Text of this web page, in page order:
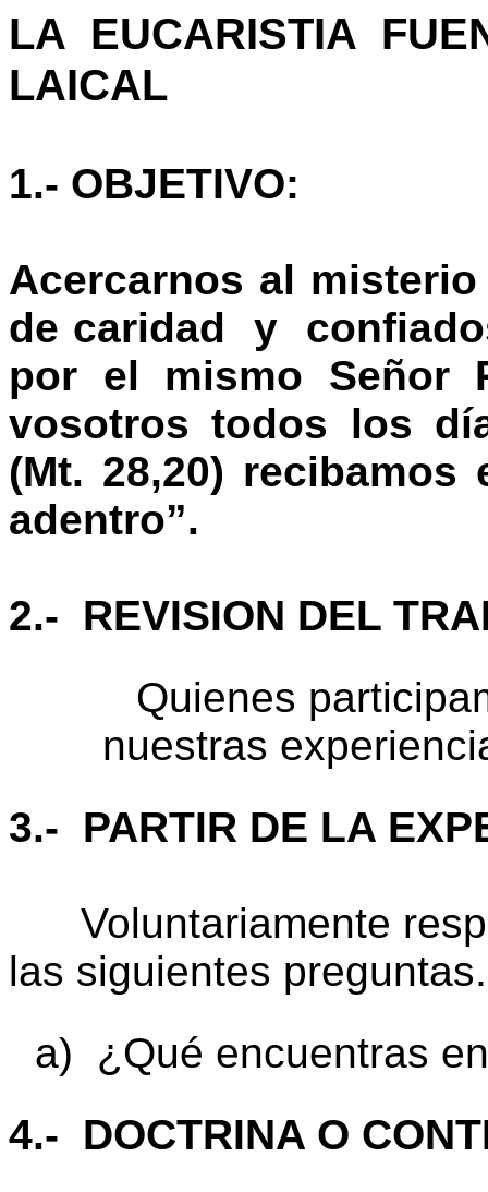
LA EUCARISTIA
LAICAL
1.- OBJETIVO:
Acercarnos al
de caridad y
por el mismo Señor
vosotros todos los
(Mt. 28,20)
adentro”.
2.- REVISION DEL
Quienes
nuestras
3.- PARTIR DE LA
Voluntariamente
las siguientes preguntas.
a) ¿Qué encuentras
4.- DOCTRINA O